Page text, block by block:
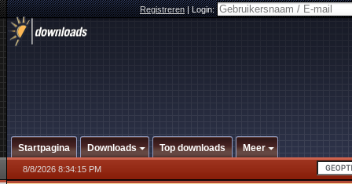
Registreren|Login:
Startpagina Downloads Top downloads Meer
8/8/2026 8:34:15 PM